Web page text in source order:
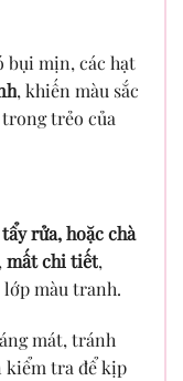
bụi mịn, các hạt
, khiến màu sắc
trẻo của
rửa, hoặc chà
, mất chi tiết,
màu tranh.
mát, tránh
kiểm tra để kịp